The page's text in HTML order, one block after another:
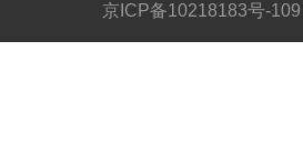
京ICP备10218183号-109